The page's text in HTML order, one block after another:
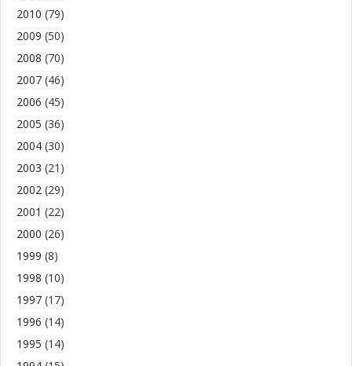
2010 (79)
2009 (50)
2008 (70)
2007 (46)
2006 (45)
2005 (36)
2004 (30)
2003 (21)
2002 (29)
2001 (22)
2000 (26)
1999 (8)
1998 (10)
1997 (17)
1996 (14)
1995 (14)